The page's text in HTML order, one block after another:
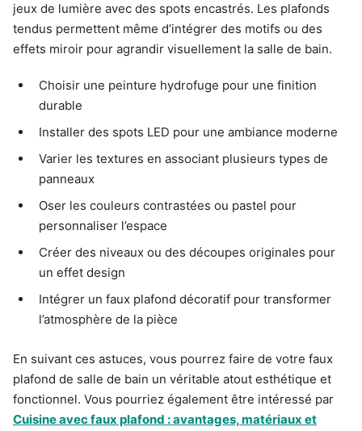
jeux de lumière avec des spots encastrés. Les plafonds
tendus permettent même d’intégrer des motifs ou des
effets miroir pour agrandir visuellement la salle de bain.
Choisir une peinture hydrofuge pour une finition
durable
Installer des spots LED pour une ambiance moderne
Varier les textures en associant plusieurs types de
panneaux
Oser les couleurs contrastées ou pastel pour
personnaliser l’espace
Créer des niveaux ou des découpes originales pour
un effet design
Intégrer un faux plafond décoratif pour transformer
l’atmosphère de la pièce
En suivant ces astuces, vous pourrez faire de votre faux
plafond de salle de bain un véritable atout esthétique et
fonctionnel. Vous pourriez également être intéressé par
Cuisine avec faux plafond : avantages, matériaux et